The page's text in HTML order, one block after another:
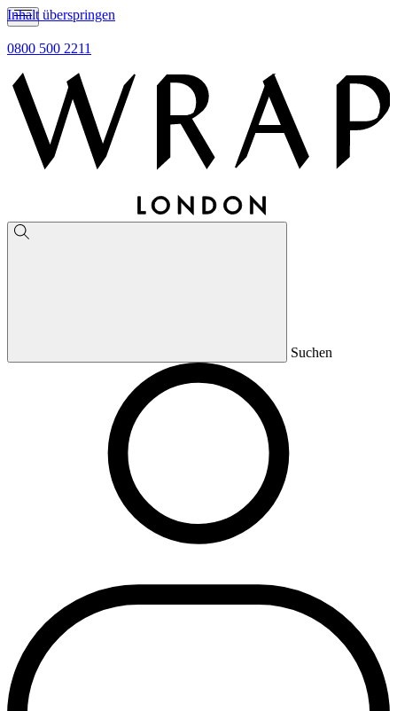
Inhalt überspringen
0800 500 2211
Suchen